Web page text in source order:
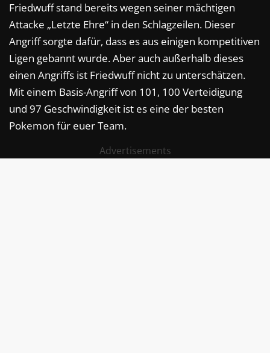
Friedwuff stand bereits wegen seiner mächtigen
Attacke „Letzte Ehre“ in den Schlagzeilen. Dieser
Angriff sorgte dafür, dass es aus einigen kompetitiven
Ligen gebannt wurde. Aber auch außerhalb dieses
einen Angriffs ist Friedwuff nicht zu unterschätzen.
Mit einem Basis-Angriff von 101, 100 Verteidigung
und 97 Geschwindigkeit ist es eine der besten
Pokemon für euer Team.
Advertisements